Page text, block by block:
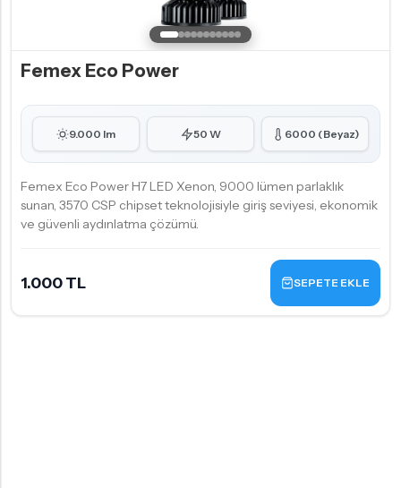
Femex Eco Power
9.000 lm 50 W 6000 (Beyaz)
Femex Eco Power H7 LED Xenon, 9000 lümen parlaklık
sunan, 3570 CSP chipset teknolojisiyle giriş seviyesi, ekonomik
ve güvenli aydınlatma çözümü.
1.000 TL SEPETE EKLE